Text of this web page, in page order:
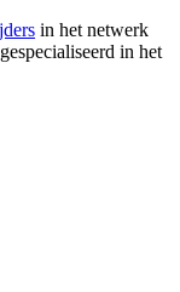
in het netwerk
in het